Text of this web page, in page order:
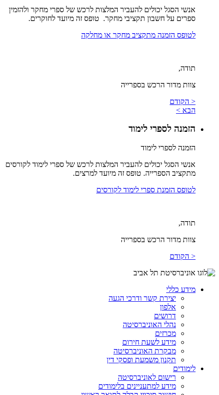
אנשי הסגל יכולים להעביר המלצות לרכש של ספרי מחקר ולהזמין
ספרים על חשבון תקציבי מחקר. טופס זה מיועד לחוקרים.
לטופס הזמנה מתקציב מחקר או מחלקה
תודה,
צוות מדור הרכש בספרייה
< הקודם
הבא >
הזמנה לספרי לימוד
הזמנה לספרי לימוד
אנשי הסגל יכולים להעביר המלצות לרכש של ספרי לימוד לקורסים
מתקציב הספרייה. טופס זה מיועד למרצים.
לטופס הזמנת ספרי לימוד לקורסים
תודה,
צוות מדור הרכש בספרייה
< הקודם
מידע כללי
יצירת קשר ודרכי הגעה
אלפון
דרושים
נהלי האוניברסיטה
מכרזים
מידע לשעת חירום
מבקרת האוניברסיטה
תקנון משמעת ופסקי דין
לימודים
רישום לאוניברסיטה
מידע למתעניינים בלימודים